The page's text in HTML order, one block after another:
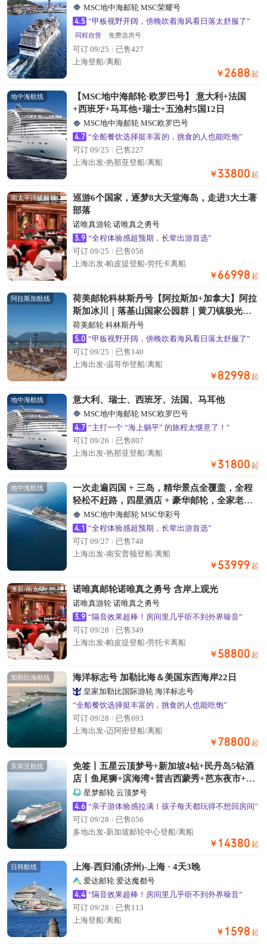
MSC地中海邮轮 MSC荣耀号
4.5 “甲板视野开阔，傍晚吹着海风看日落太舒服了”
同程自营 免费选房号
可订 09/25
已售427
上海登船/离船
￥ 2688 起
地中海航线
【MSC地中海邮轮·欧罗巴号】 意大利+法国
+西班牙+马耳他+瑞士+五渔村5国12日
MSC地中海邮轮 MSC欧罗巴号
4.7 “全船餐饮选择挺丰富的，挑食的人也能吃饱”
可订 09/25
已售227
上海出发-热那亚登船/离船
￥ 33800 起
南太平洋线航线
巡游6个国家，逐梦8大天堂海岛，走进3大土著
部落
诺唯真游轮 诺唯真之勇号
3.9 “全程体验感超预期，长辈出游首选”
可订 09/25
已售058
上海出发-帕皮提登船-劳托卡离船
￥ 66998 起
阿拉斯加航线
荷美邮轮科林斯丹号【阿拉斯加+加拿大】阿拉
斯加冰川｜落基山国家公园群｜黄刀镇极光｜
加拿大东西岸名城 24天
荷美邮轮 科林斯丹号
5.0 “甲板视野开阔，傍晚吹着海风看日落太舒服了”
可订 09/25
已售140
上海出发-温哥华登船/离船
￥ 82998 起
地中海航线 意大利、瑞士、西班牙、法国、马耳他
MSC地中海邮轮 MSC欧罗巴号
4.7 “主打一个 “海上躺平” 的旅程太惬意了！”
可订 09/26
已售807
上海出发-热那亚登船/离船
￥ 31800 起
地中海航线
一次走遍四国 + 三岛，精华景点全覆盖，全程
轻松不赶路，四星酒店 + 豪华邮轮，全家老少
皆宜，深度度假。
MSC地中海邮轮 MSC华彩号
4.1 “全程体验感超预期，长辈出游首选”
可订 09/27
已售748
上海出发-南安普顿登船/离船
￥ 53999 起
澳新/南太平洋航线 诺唯真邮轮诺唯真之勇号 含岸上观光
诺唯真游轮 诺唯真之勇号
3.9 “隔音效果超棒！房间里几乎听不到外界噪音”
可订 09/28
已售349
上海出发-帕皮提登船-劳托卡离船
￥ 58800 起
加勒比海航线 海洋标志号 加勒比海＆美国东西海岸22日
皇家加勒比国际游轮 海洋标志号
“全船餐饮选择挺丰富的，挑食的人也能吃饱”
可订 09/28
已售693
上海出发-迈阿密登船/离船
￥ 78800 起
东南亚航线
免签丨五星云顶梦号+新加坡4钻+民丹岛5钻酒
店丨鱼尾狮+滨海湾+普吉西蒙秀+芭东夜市+红
树林+黄金沙丘蓝湖丨赠圣淘沙五选一体验+海
景下午茶
星梦邮轮 云顶梦号
4.6 “亲子游体验感拉满！孩子每天都玩得不想回房间”
可订 09/28
已售056
多地出发-新加坡邮轮中心登船/离船
￥ 14380 起
日韩航线 上海-西归浦(济州)-上海 · 4天3晚
爱达邮轮 爱达魔都号
4.4 “隔音效果超棒！房间里几乎听不到外界噪音”
可订 09/28
已售113
上海登船/离船
￥ 1598 起